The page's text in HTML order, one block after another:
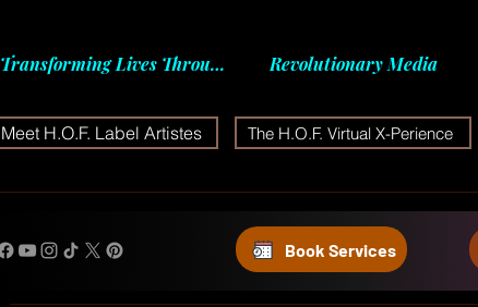
Transforming Lives Through Revolutionary Media
Meet H.O.F. Label Artistes The H.O.F. Virtual X-Perience
Book Services